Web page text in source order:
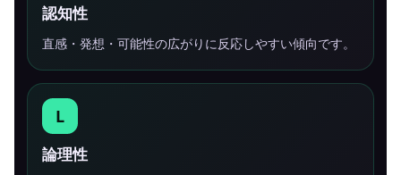
認知性
直感・発想・可能性の広がりに反応しやすい傾向です。
L
論理性